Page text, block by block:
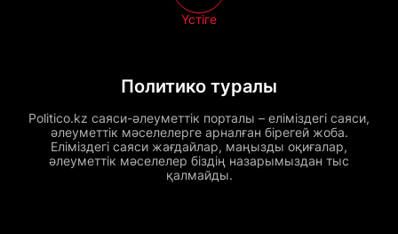
Политико туралы
Politico.kz саяси-әлеуметтік порталы – еліміздегі саяси,
әлеуметтік мәселелерге арналған бірегей жоба.
Еліміздегі саяси жағдайлар, маңызды оқиғалар,
әлеуметтік мәселелер біздің назарымыздан тыс
қалмайды.
Үстіге